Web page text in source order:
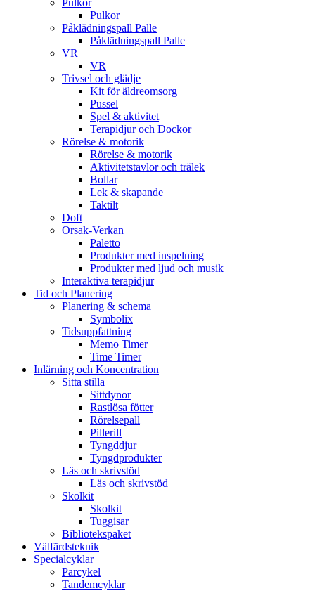
Pulkor
Påklädningspall Palle
Påklädningspall Palle
VR
VR
Trivsel och glädje
Kit för äldreomsorg
Pussel
Spel & aktivitet
Terapidjur och Dockor
Rörelse & motorik
Rörelse & motorik
Aktivitetstavlor och trälek
Bollar
Lek & skapande
Taktilt
Doft
Orsak-Verkan
Paletto
Produkter med inspelning
Produkter med ljud och musik
Interaktiva terapidjur
Tid och Planering
Planering & schema
Symbolix
Tidsuppfattning
Memo Timer
Time Timer
Inlärning och Koncentration
Sitta stilla
Sittdynor
Rastlösa fötter
Rörelsepall
Pillerill
Tyngddjur
Tyngdprodukter
Läs och skrivstöd
Läs och skrivstöd
Skolkit
Skolkit
Tuggisar
Bibliotekspaket
Välfärdsteknik
Specialcyklar
Parcykel
Tandemcyklar